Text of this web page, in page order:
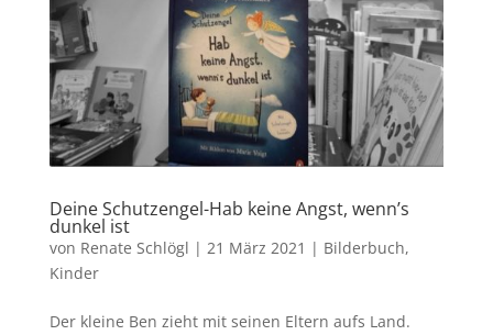
Deine Schutzengel-Hab keine Angst, wenn’s
dunkel ist
von Renate Schlögl | 21 März 2021 | Bilderbuch,
Kinder
Der kleine Ben zieht mit seinen Eltern aufs Land.